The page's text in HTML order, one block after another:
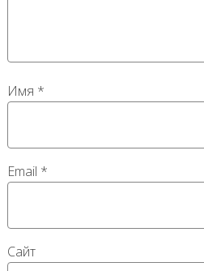
Имя *
Email *
Сайт